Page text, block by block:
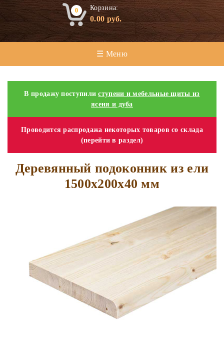
0 Корзина:
0.00руб.
☰ Меню
В продажу поступилиступени и мебельные щиты из
ясеня и дуба
Проводится распродажа некоторых товаров со склада
(перейти в раздел)
Деревянный подоконник из ели
1500х200х40 мм